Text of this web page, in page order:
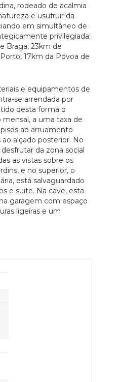
rodeado de acalmia
e usufruir da
em simultâneo de
privilegiada:
Braga, 23km de
17km da Póvoa de
e equipamentos de
se arrendada por
desta forma o
a uma taxa de
ao arruamento
alçado posterior. No
da zona social
as vistas sobre os
e no superior, o
está salvaguardado
e suite. Na cave, esta
garagem com espaço
ligeiras e um